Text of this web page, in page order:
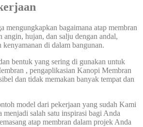
mengungkapkan bagaimana atap membran
angin, hujan, dan salju dengan andal,
kenyamanan di dalam bangunan.
bentuk yang sering di gunakan untuk
, pengaplikasian Kanopi Membran
dan tidak memakan banyak tempat dan
model dari pekerjaan yang sudah Kami
salah satu inspirasi bagi Anda
atap membran dalam projek Anda